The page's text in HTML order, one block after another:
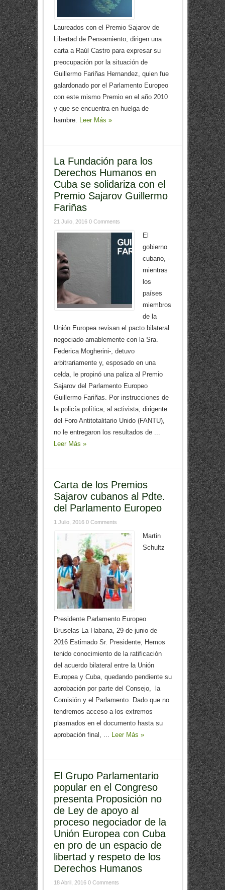
Laureados con el Premio Sajarov de
Libertad de Pensamiento, dirigen una
carta a Raúl Castro para expresar su
preocupación por la situación de
Guillermo Fariñas Hernandez, quien fue
galardonado por el Parlamento Europeo
con este mismo Premio en el año 2010
y que se encuentra en huelga de
hambre. Leer Más »
La Fundación para los
Derechos Humanos en
Cuba se solidariza con el
Premio Sajarov Guillermo
Fariñas
21 Julio, 2016 0 Comments
El
gobierno
cubano, -
mientras
los
países
miembros
de la
Unión Europea revisan el pacto bilateral
negociado amablemente con la Sra.
Federica Mogherini-, detuvo
arbitrariamente y, esposado en una
celda, le propinó una paliza al Premio
Sajarov del Parlamento Europeo
Guillermo Fariñas. Por instrucciones de
la policía política, al activista, dirigente
del Foro Antitotalitario Unido (FANTU),
no le entregaron los resultados de ...
Leer Más »
Carta de los Premios
Sajarov cubanos al Pdte.
del Parlamento Europeo
1 Julio, 2016 0 Comments
Martin
Schultz
Presidente Parlamento Europeo
Bruselas La Habana, 29 de junio de
2016 Estimado Sr. Presidente, Hemos
tenido conocimiento de la ratificación
del acuerdo bilateral entre la Unión
Europea y Cuba, quedando pendiente su
aprobación por parte del Consejo, la
Comisión y el Parlamento. Dado que no
tendremos acceso a los extremos
plasmados en el documento hasta su
aprobación final, ...
Leer Más »
El Grupo Parlamentario
popular en el Congreso
presenta Proposición no
de Ley de apoyo al
proceso negociador de la
Unión Europea con Cuba
en pro de un espacio de
libertad y respeto de los
Derechos Humanos
18 Abril, 2016 0 Comments